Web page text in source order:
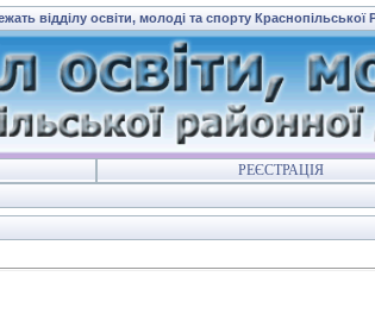
відділу освіти, молоді та спорту
РЕЄСТРАЦІЯ